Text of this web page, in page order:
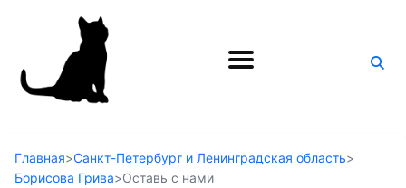
Поиск
Главная>Санкт-Петербург и Ленинградская область>
Борисова Грива>Оставь с нами